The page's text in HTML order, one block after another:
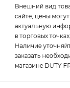
Внешний вид
сайте, цены
актуальную
в торговых
Наличие
заказать
магазине DUTY